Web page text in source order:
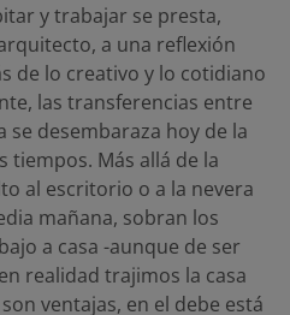
y trabajar se presta,
a una reflexión
de lo creativo y lo cotidiano
las transferencias entre
se desembaraza hoy de la
tiempos. Más allá de la
al escritorio o a la nevera
mañana, sobran los
a casa -aunque de ser
realidad trajimos la casa
ventajas, en el debe está